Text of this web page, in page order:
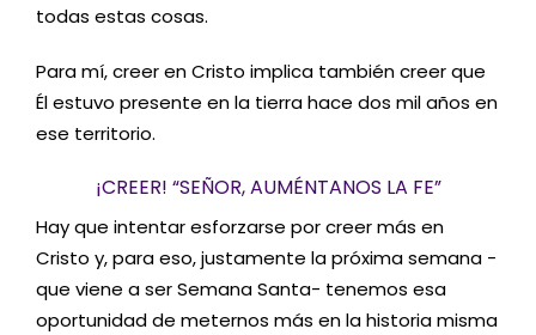
todas estas cosas.
Para mí, creer en Cristo implica también creer que
Él estuvo presente en la tierra hace dos mil años en
ese territorio.
¡CREER! “SEÑOR, AUMÉNTANOS LA FE”
Hay que intentar esforzarse por creer más en
Cristo y, para eso, justamente la próxima semana -
que viene a ser Semana Santa- tenemos esa
oportunidad de meternos más en la historia misma